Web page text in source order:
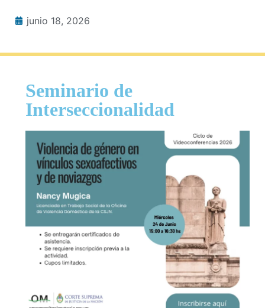
junio 18, 2026
Seminario de
Interseccionalidad